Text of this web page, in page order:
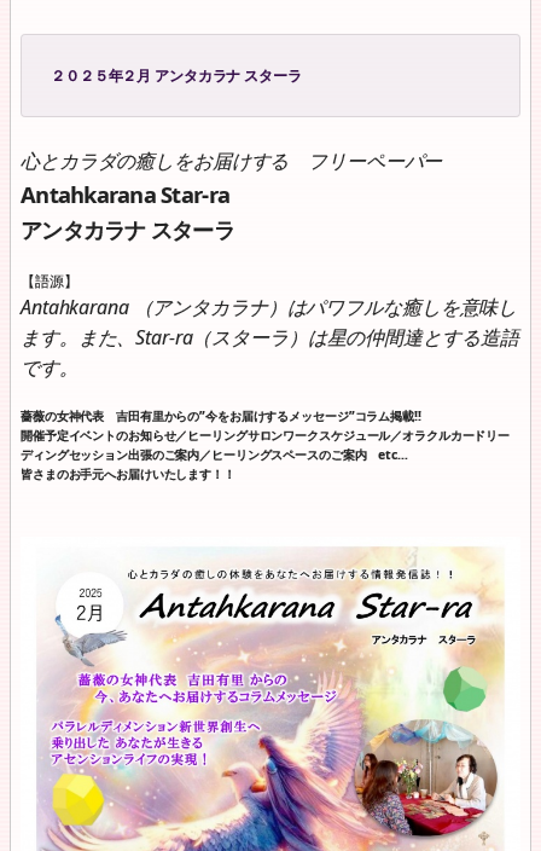
２０２５年２月 アンタカラナ スターラ
心とカラダの癒しをお届けする フリーペーパー
Antahkarana Star-ra
アンタカラナ スターラ
【語源】
Antahkarana （アンタカラナ）はパワフルな癒しを意味し
ます。また、Star-ra（スターラ）は星の仲間達とする造語
です。
薔薇の女神代表 吉田有里からの”今をお届けするメッセージ”コラム掲載!!
開催予定イベントのお知らせ／ヒーリングサロンワークスケジュール／オラクルカードリー
ディングセッション出張のご案内／ヒーリングスペースのご案内 etc…
皆さまのお手元へお届けいたします！！